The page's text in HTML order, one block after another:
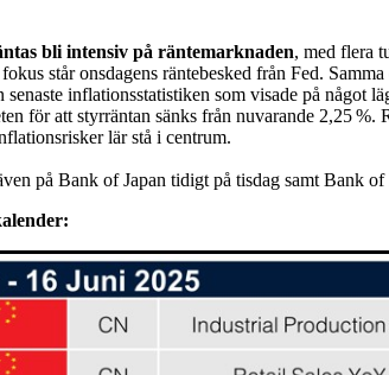
bli intensiv på räntemarknaden, med flera
står onsdagens räntebesked från Fed.
senaste inflationsstatistiken som visade på något
för att styrräntan sänks från nuvarande 2,25 %.
lär stå i centrum.
på Bank of Japan tidigt på tisdag samt Bank of